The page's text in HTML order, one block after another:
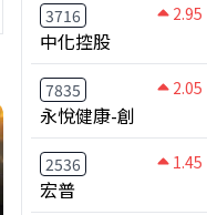
3716 2.95
中化控股
7835 2.05
永悅健康-創
2536 1.45
宏普